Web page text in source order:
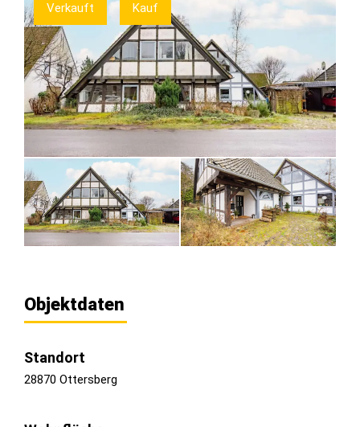
Verkauft Kauf
Objektdaten
Standort
28870 Ottersberg